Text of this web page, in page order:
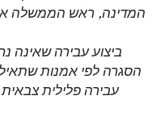
המדינה, ראש הממשלה
הסגרה לפי אמנות
עבירה פלילית